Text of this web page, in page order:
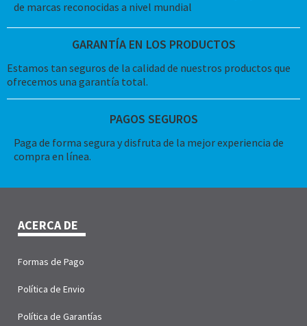
de marcas reconocidas a nivel mundial
GARANTÍA EN LOS PRODUCTOS
Estamos tan seguros de la calidad de nuestros productos que
ofrecemos una garantía total.
PAGOS SEGUROS
Paga de forma segura y disfruta de la mejor experiencia de
compra en línea.
ACERCA DE
Formas de Pago
Política de Envio
Política de Garantías